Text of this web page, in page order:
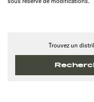
Trouvez un